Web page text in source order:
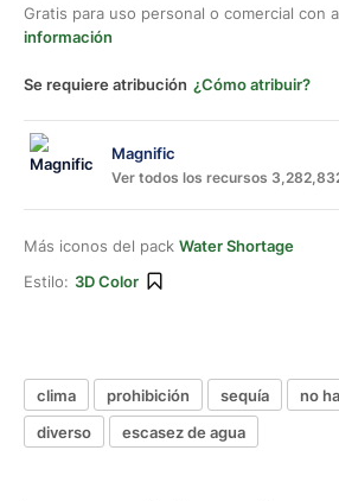
Gratis para uso personal o comercial con
información
Se requiere atribución ¿Cómo atribuir?
Magnific
Ver todos los recursos
Más iconos del pack Water Shortage
Estilo: 3D Color
clima prohibición sequía no
diverso
escasez de agua